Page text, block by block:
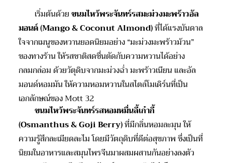
เริ่มต้นด้วยขนมไหว้พระจันทร์รสมะม่วงมะพร้าวอัล
มอนด์ (Mango & Coconut Almond)ที่ได้แรงบันดาล
ใจจากเมนูของหวานยอดนิยมอย่าง “มะม่วงมะพร้าวม้วน”
ของทางร้าน ให้รสชาติสดชื่นตัดกับความหวานได้อย่าง
กลมกล่อม ด้วยวัตุดิบจากมะม่วงฉ่ำ มะพร้าวเนียน และอัล
มอนด์หอมมัน ให้ความหอมหวานในสไตล์โมเดิร์นที่เป็น
เอกลักษณ์ของ Mott 32
ขนมไหว้พระจันทร์รสหอมหมื่นลี้เก๋ากี้
(Osmanthus & Goji Berry)ที่มีกลิ่นหอมละมุน ให้
ความรู้สึกละเมียดละไม โดยมีวัตถุดิบที่ดีต่อสุขภาพ ซึ่งเป็นที่
นิยมในอาหารและสมุนไพรจีนมาผสมผสานกันอย่างลงตัว